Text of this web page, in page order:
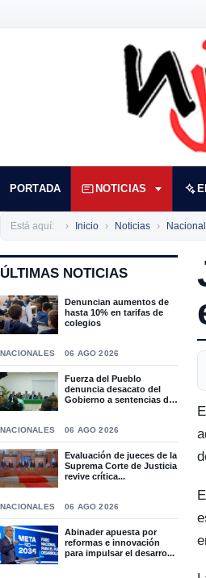
PORTADA NOTICIAS
Está aquí: Inicio Noticias
ÚLTIMAS NOTICIAS
Denuncian aumentos de
hasta 10% en tarifas de
colegios
NACIONALES 06 AGO 2026
Fuerza del Pueblo
denuncia desacato del
Gobierno a sentencias del
NACIONALES 06 AGO 2026
Evaluación de jueces de la
Suprema Corte de Justicia
revive crítica...
NACIONALES 06 AGO 2026
Abinader apuesta por
reformas e innovación
para impulsar el desarro...